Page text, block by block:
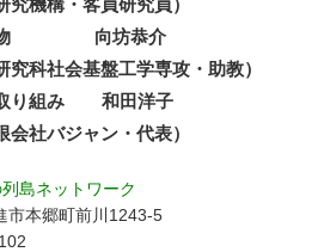
築物 向坊恭介
究科社会基盤工学専攻・助教）
取り組み 和田洋子
会社バジャン・代表）
島ネットワーク
本郷町前川1243-5